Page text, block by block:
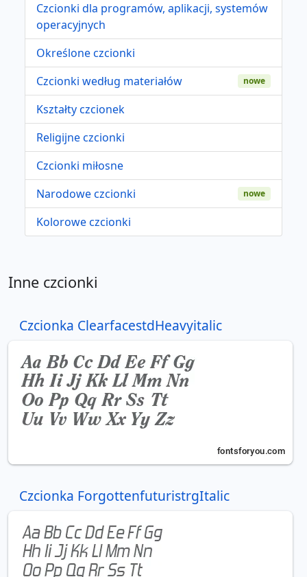
Czcionki dla programów, aplikacji, systemów
operacyjnych
Określone czcionki
Czcionki według materiałów
nowe
Kształty czcionek
Religijne czcionki
Czcionki miłosne
Narodowe czcionki
nowe
Kolorowe czcionki
Inne czcionki
Czcionka ClearfacestdHeavyitalic
Czcionka ForgottenfuturistrgItalic